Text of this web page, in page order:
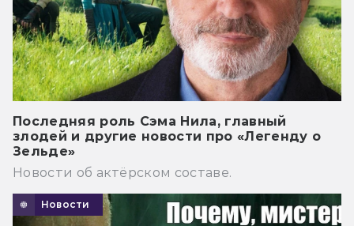
Последняя роль Сэма Нила, главный
злодей и другие новости про «Легенду о
Зельде»
Новости об актёрском составе.
Новости